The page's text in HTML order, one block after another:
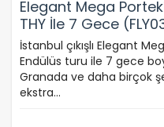
Elegant Mega
THY İle 7 Gece
İstanbul çıkışlı Elegant
Endülüs turu ile 7 gece
Granada ve daha birçok
ekstra…